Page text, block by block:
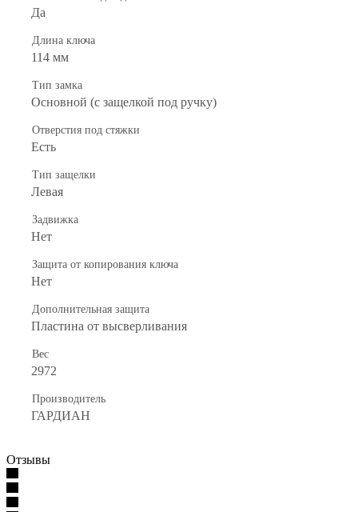
Да
Длина ключа
114 мм
Тип замка
Основной (с защелкой под ручку)
Отверстия под стяжки
Есть
Тип защелки
Левая
Задвижка
Нет
Защита от копирования ключа
Нет
Дополнительная защита
Пластина от высверливания
Вес
2972
Производитель
ГАРДИАН
Отзывы